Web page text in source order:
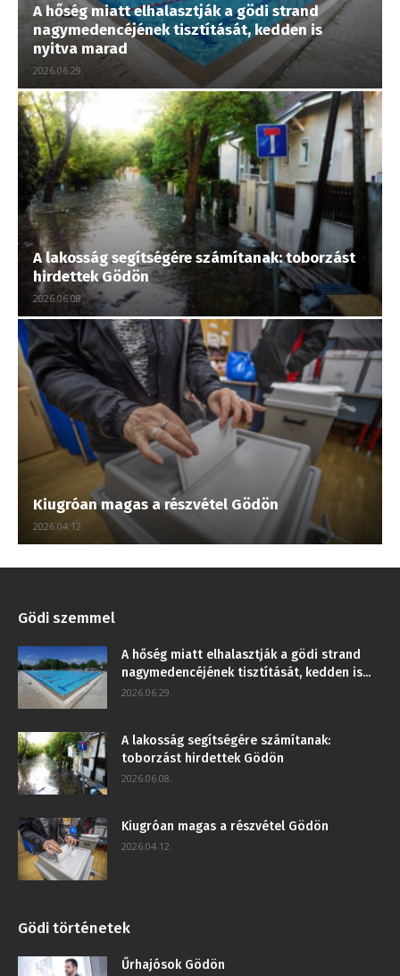
A hőség miatt elhalasztják a gödi strand
nagymedencéjének tisztítását, kedden is
nyitva marad
2026.06.29.
A lakosság segítségére számítanak: toborzást
hirdettek Gödön
2026.06.08.
Kiugróan magas a részvétel Gödön
2026.04.12.
Gödi szemmel
A hőség miatt elhalasztják a gödi strand
nagymedencéjének tisztítását, kedden is...
2026.06.29.
A lakosság segítségére számítanak:
toborzást hirdettek Gödön
2026.06.08.
Kiugróan magas a részvétel Gödön
2026.04.12.
Gödi történetek
Űrhajósok Gödön